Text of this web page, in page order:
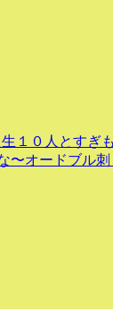
１０人とす
〜オードブル